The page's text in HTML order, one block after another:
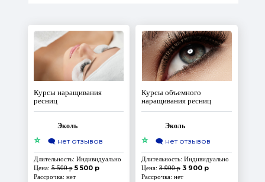
Курсы наращивания
ресниц
Эколь
⭐ 🗨️ нет отзывов
Длительность: Индивидуально
Цена:5 500 р 5 500 р
Рассрочка: нет
Курсы объемного
наращивания ресниц
Эколь
⭐ 🗨️ нет отзывов
Длительность: Индивидуально
Цена: 3 900 р 3 900 р
Рассрочка: нет